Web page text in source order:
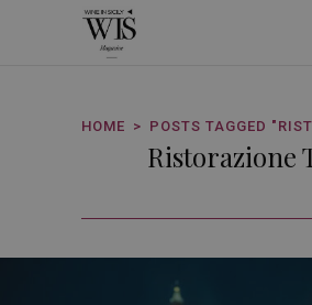
HOME POSTS TAGGED
Ristorazione